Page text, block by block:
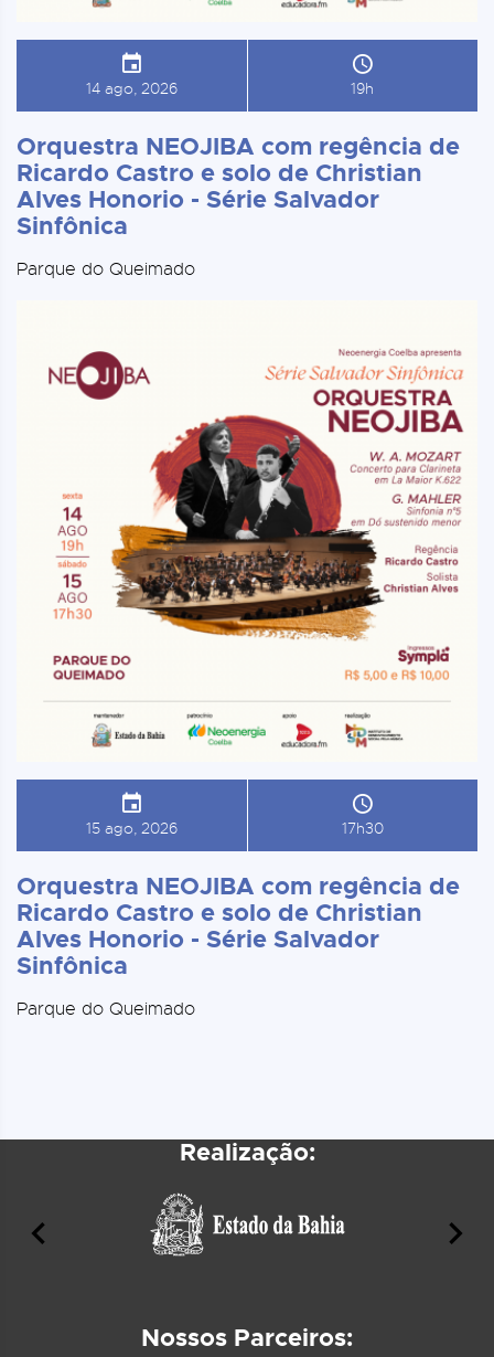
14 ago, 2026 19h
Orquestra NEOJIBA com regência de
Ricardo Castro e solo de Christian
Alves Honorio - Série Salvador
Sinfônica
Parque do Queimado
15 ago, 2026 17h30
Orquestra NEOJIBA com regência de
Ricardo Castro e solo de Christian
Alves Honorio - Série Salvador
Sinfônica
Parque do Queimado
Realização:
Nossos Parceiros: